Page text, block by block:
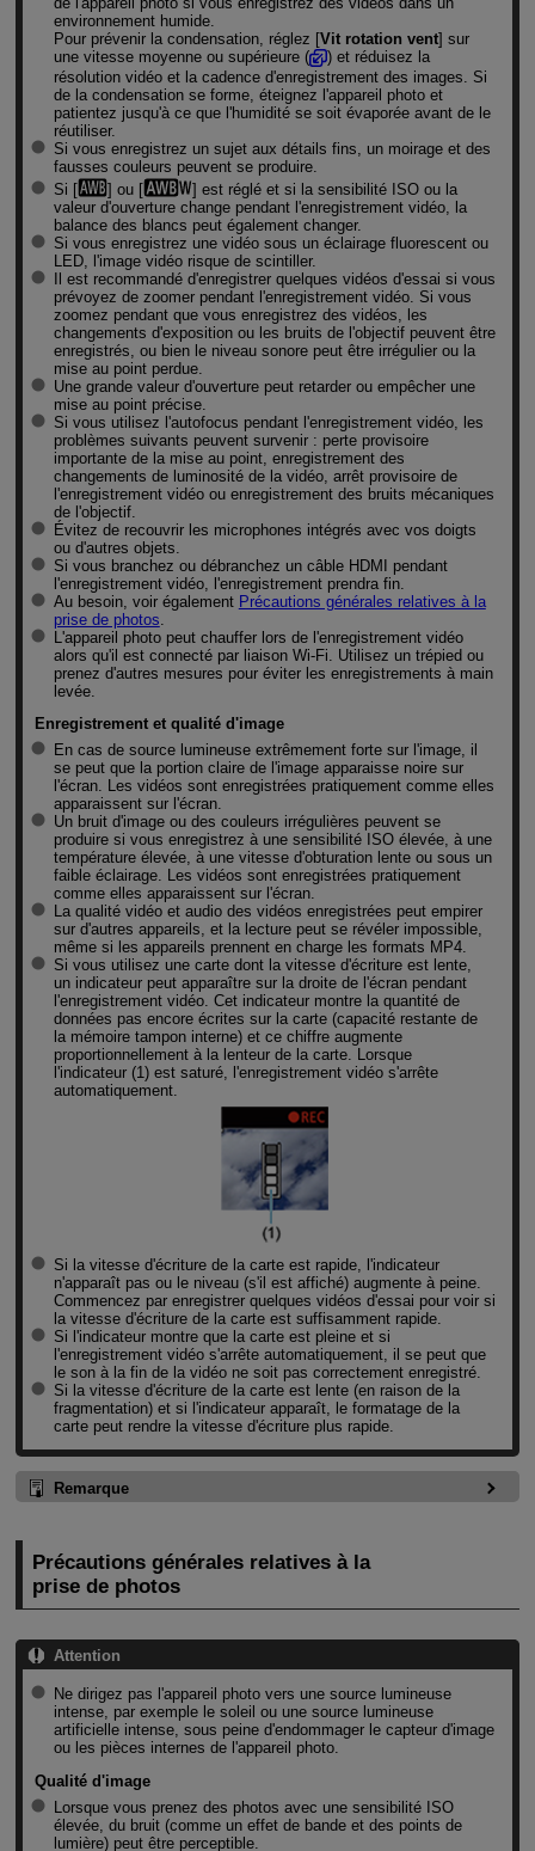
environnement humide.
Pour prévenir la condensation, réglez [Vit rotation vent] sur
une vitesse moyenne ou supérieure (
) et réduisez la
résolution vidéo et la cadence d'enregistrement des images. Si
de la condensation se forme, éteignez l'appareil photo et
patientez jusqu'à ce que l'humidité se soit évaporée avant de le
réutiliser.
Si vous enregistrez un sujet aux détails fins, un moirage et des
fausses couleurs peuvent se produire.
Si [
] ou [
] est réglé et si la sensibilité ISO ou la
valeur d'ouverture change pendant l'enregistrement vidéo, la
balance des blancs peut également changer.
Si vous enregistrez une vidéo sous un éclairage fluorescent ou
LED, l'image vidéo risque de scintiller.
Il est recommandé d'enregistrer quelques vidéos d'essai si vous
prévoyez de zoomer pendant l'enregistrement vidéo. Si vous
zoomez pendant que vous enregistrez des vidéos, les
changements d'exposition ou les bruits de l'objectif peuvent être
enregistrés, ou bien le niveau sonore peut être irrégulier ou la
mise au point perdue.
Une grande valeur d'ouverture peut retarder ou empêcher une
mise au point précise.
Si vous utilisez l'autofocus pendant l'enregistrement vidéo, les
problèmes suivants peuvent survenir : perte provisoire
importante de la mise au point, enregistrement des
changements de luminosité de la vidéo, arrêt provisoire de
l'enregistrement vidéo ou enregistrement des bruits mécaniques
de l'objectif.
Évitez de recouvrir les microphones intégrés avec vos doigts
ou d'autres objets.
Si vous branchez ou débranchez un câble HDMI pendant
l'enregistrement vidéo, l'enregistrement prendra fin.
Au besoin, voir également Précautions générales relatives à la
prise de photos
L'appareil photo peut chauffer lors de l'enregistrement vidéo
alors qu'il est connecté par liaison Wi-Fi . Utilisez un trépied ou
prenez d'autres mesures pour éviter les enregistrements à main
levée.
Enregistrement et qualité d'image
En cas de source lumineuse extrêmement forte sur l'image, il
se peut que la portion claire de l'image apparaisse noire sur
l'écran. Les vidéos sont enregistrées pratiquement comme elles
apparaissent sur l'écran.
Un bruit d'image ou des couleurs irrégulières peuvent se
produire si vous enregistrez à une sensibilité ISO élevée, à une
température élevée, à une vitesse d'obturation lente ou sous un
faible éclairage. Les vidéos sont enregistrées pratiquement
comme elles apparaissent sur l'écran.
La qualité vidéo et audio des vidéos enregistrées peut empirer
sur d'autres appareils, et la lecture peut se révéler impossible,
même si les appareils prennent en charge les formats MP4.
Si vous utilisez une carte dont la vitesse d'écriture est lente,
un indicateur peut apparaître sur la droite de l'écran pendant
l'enregistrement vidéo. Cet indicateur montre la quantité de
données pas encore écrites sur la carte (capacité restante de
la mémoire tampon interne) et ce chiffre augmente
proportionnellement à la lenteur de la carte. Lorsque
l'indicateur (1) est saturé, l'enregistrement vidéo s'arrête
automatiquement.
Si la vitesse d'écriture de la carte est rapide, l'indicateur
n'apparaît pas ou le niveau (s'il est affiché) augmente à peine.
Commencez par enregistrer quelques vidéos d'essai pour voir si
la vitesse d'écriture de la carte est suffisamment rapide.
Si l'indicateur montre que la carte est pleine et si
l'enregistrement vidéo s'arrête automatiquement, il se peut que
le son à la fin de la vidéo ne soit pas correctement enregistré.
Si la vitesse d'écriture de la carte est lente (en raison de la
fragmentation) et si l'indicateur apparaît, le formatage de la
carte peut rendre la vitesse d'écriture plus rapide.
Remarque
Précautions générales relatives à la
prise de photos
Attention
Ne dirigez pas l'appareil photo vers une source lumineuse
intense, par exemple le soleil ou une source lumineuse
artificielle intense, sous peine d'endommager le capteur d'image
ou les pièces internes de l'appareil photo.
Qualité d'image
Lorsque vous prenez des photos avec une sensibilité ISO
élevée, du bruit (comme un effet de bande et des points de
lumière) peut être perceptible.